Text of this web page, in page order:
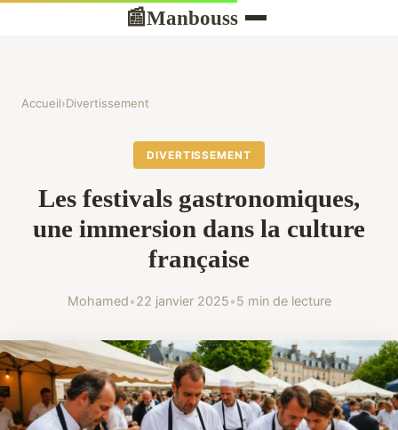
📰Manbouss
Accueil›Divertissement
DIVERTISSEMENT
Les festivals gastronomiques,
une immersion dans la culture
française
Mohamed•22 janvier 2025•5 min de lecture